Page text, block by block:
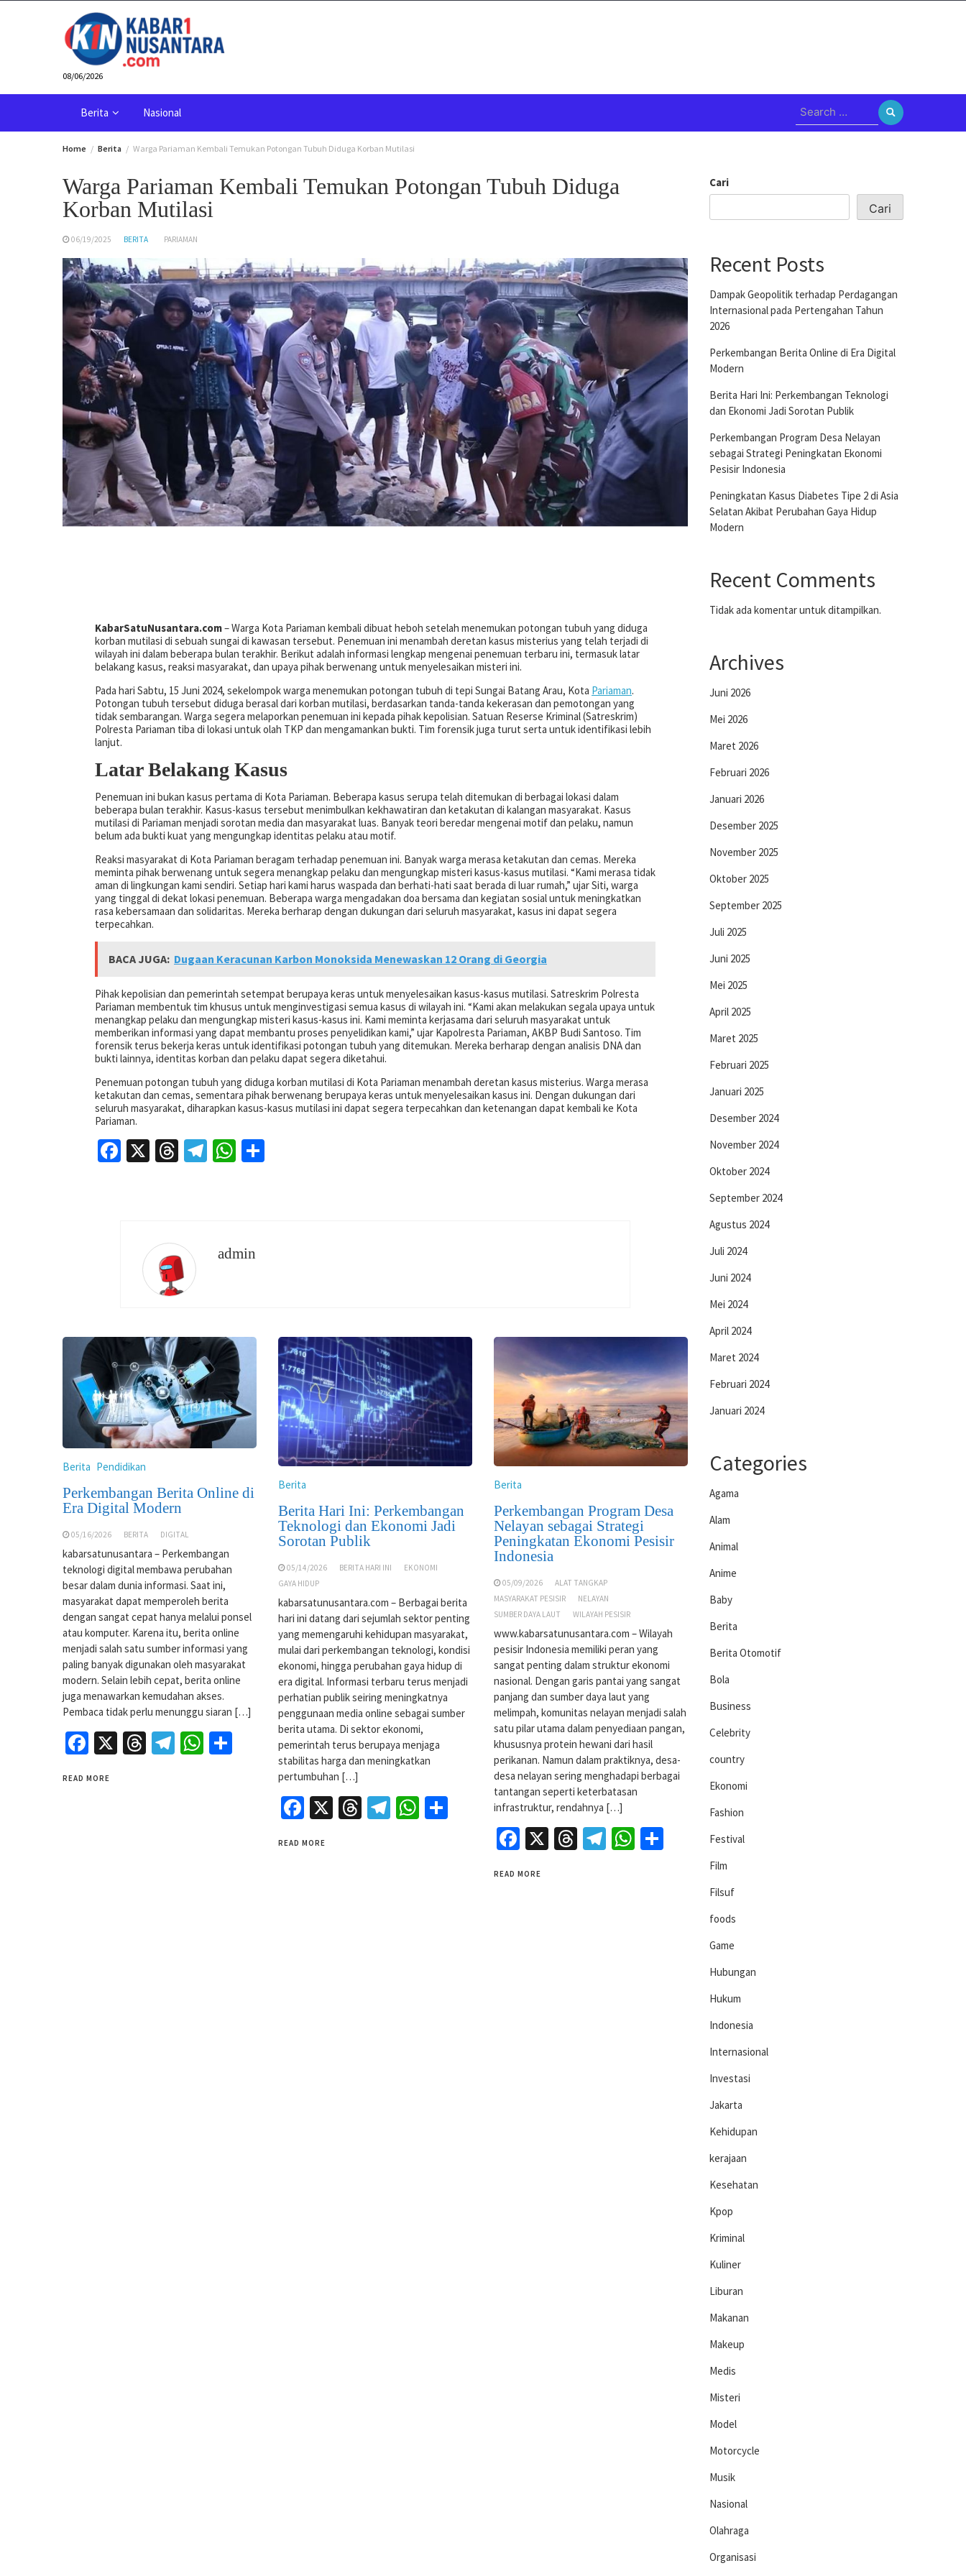
08/06/2026
Berita Nasional
Search
for:
Home Berita Warga Pariaman Kembali Temukan Potongan Tubuh Diduga Korban Mutilasi
Warga Pariaman Kembali Temukan Potongan Tubuh Diduga
Korban Mutilasi
06/19/2025 BERITA PARIAMAN
KabarSatuNusantara.com– Warga Kota Pariaman kembali dibuat heboh setelah menemukan potongan tubuh yang diduga
korban mutilasi di sebuah sungai di kawasan tersebut. Penemuan ini menambah deretan kasus misterius yang telah terjadi di
wilayah ini dalam beberapa bulan terakhir. Berikut adalah informasi lengkap mengenai penemuan terbaru ini, termasuk latar
belakang kasus, reaksi masyarakat, dan upaya pihak berwenang untuk menyelesaikan misteri ini.
Pada hari Sabtu, 15 Juni 2024, sekelompok warga menemukan potongan tubuh di tepi Sungai Batang Arau, Kota Pariaman.
Potongan tubuh tersebut diduga berasal dari korban mutilasi, berdasarkan tanda-tanda kekerasan dan pemotongan yang
tidak sembarangan. Warga segera melaporkan penemuan ini kepada pihak kepolisian. Satuan Reserse Kriminal (Satreskrim)
Polresta Pariaman tiba di lokasi untuk olah TKP dan mengamankan bukti. Tim forensik juga turut serta untuk identifikasi lebih
lanjut.
Latar Belakang Kasus
Penemuan ini bukan kasus pertama di Kota Pariaman. Beberapa kasus serupa telah ditemukan di berbagai lokasi dalam
beberapa bulan terakhir. Kasus-kasus tersebut menimbulkan kekhawatiran dan ketakutan di kalangan masyarakat. Kasus
mutilasi di Pariaman menjadi sorotan media dan masyarakat luas. Banyak teori beredar mengenai motif dan pelaku, namun
belum ada bukti kuat yang mengungkap identitas pelaku atau motif.
Reaksi masyarakat di Kota Pariaman beragam terhadap penemuan ini. Banyak warga merasa ketakutan dan cemas. Mereka
meminta pihak berwenang untuk segera menangkap pelaku dan mengungkap misteri kasus-kasus mutilasi. “Kami merasa tidak
aman di lingkungan kami sendiri. Setiap hari kami harus waspada dan berhati-hati saat berada di luar rumah,” ujar Siti, warga
yang tinggal di dekat lokasi penemuan. Beberapa warga mengadakan doa bersama dan kegiatan sosial untuk meningkatkan
rasa kebersamaan dan solidaritas. Mereka berharap dengan dukungan dari seluruh masyarakat, kasus ini dapat segera
terpecahkan.
BACA JUGA: Dugaan Keracunan Karbon Monoksida Menewaskan 12 Orang di Georgia
Pihak kepolisian dan pemerintah setempat berupaya keras untuk menyelesaikan kasus-kasus mutilasi. Satreskrim Polresta
Pariaman membentuk tim khusus untuk menginvestigasi semua kasus di wilayah ini. “Kami akan melakukan segala upaya untuk
menangkap pelaku dan mengungkap misteri kasus-kasus ini. Kami meminta kerjasama dari seluruh masyarakat untuk
memberikan informasi yang dapat membantu proses penyelidikan kami,” ujar Kapolresta Pariaman, AKBP Budi Santoso. Tim
forensik terus bekerja keras untuk identifikasi potongan tubuh yang ditemukan. Mereka berharap dengan analisis DNA dan
bukti lainnya, identitas korban dan pelaku dapat segera diketahui.
Penemuan potongan tubuh yang diduga korban mutilasi di Kota Pariaman menambah deretan kasus misterius. Warga merasa
ketakutan dan cemas, sementara pihak berwenang berupaya keras untuk menyelesaikan kasus ini. Dengan dukungan dari
seluruh masyarakat, diharapkan kasus-kasus mutilasi ini dapat segera terpecahkan dan ketenangan dapat kembali ke Kota
Pariaman.
Facebook
X Threads
Telegram
WhatsApp
admin
Berita Pendidikan
Perkembangan Berita Online di
Era Digital Modern
05/16/2026 BERITA DIGITAL
kabarsatunusantara – Perkembangan
teknologi digital membawa perubahan
besar dalam dunia informasi. Saat ini,
masyarakat dapat memperoleh berita
dengan sangat cepat hanya melalui ponsel
atau komputer. Karena itu, berita online
menjadi salah satu sumber informasi yang
paling banyak digunakan oleh masyarakat
modern. Selain lebih cepat, berita online
juga menawarkan kemudahan akses.
Pembaca tidak perlu menunggu siaran […]
Facebook
X Threads
Telegram
WhatsApp
Share
READ MORE
Berita
Berita Hari Ini: Perkembangan
Teknologi dan Ekonomi Jadi
Sorotan Publik
05/14/2026 BERITA HARI INI
EKONOMI
GAYA HIDUP
kabarsatunusantara.com – Berbagai berita
hari ini datang dari sejumlah sektor penting
yang memengaruhi kehidupan masyarakat,
mulai dari perkembangan teknologi, kondisi
ekonomi, hingga perubahan gaya hidup di
era digital. Informasi terbaru terus menjadi
perhatian publik seiring meningkatnya
penggunaan media online sebagai sumber
berita utama. Di sektor ekonomi,
pemerintah terus berupaya menjaga
stabilitas harga dan meningkatkan
pertumbuhan […]
Facebook
X Threads
Telegram
WhatsApp
Share
READ MORE
Berita
Perkembangan Program Desa
Nelayan sebagai Strategi
Peningkatan Ekonomi Pesisir
Indonesia
05/09/2026
ALAT TANGKAP
MASYARAKAT PESISIR
NELAYAN
SUMBER DAYA LAUT
WILAYAH PESISIR
www.kabarsatunusantara.com – Wilayah
pesisir Indonesia memiliki peran yang
sangat penting dalam struktur ekonomi
nasional. Dengan garis pantai yang sangat
panjang dan sumber daya laut yang
melimpah, komunitas nelayan menjadi salah
satu pilar utama dalam penyediaan pangan,
khususnya protein hewani dari hasil
perikanan. Namun dalam praktiknya, desa-
desa nelayan sering menghadapi berbagai
tantangan seperti keterbatasan
infrastruktur, rendahnya […]
Facebook
X Threads
Telegram
WhatsApp
Share
READ MORE
Cari
Cari
Recent Posts
Dampak Geopolitik terhadap Perdagangan
Internasional pada Pertengahan Tahun
2026
Perkembangan Berita Online di Era Digital
Modern
Berita Hari Ini: Perkembangan Teknologi
dan Ekonomi Jadi Sorotan Publik
Perkembangan Program Desa Nelayan
sebagai Strategi Peningkatan Ekonomi
Pesisir Indonesia
Peningkatan Kasus Diabetes Tipe 2 di Asia
Selatan Akibat Perubahan Gaya Hidup
Modern
Recent Comments
Tidak ada komentar untuk ditampilkan.
Archives
Juni 2026
Mei 2026
Maret 2026
Februari 2026
Januari 2026
Desember 2025
November 2025
Oktober 2025
September 2025
Juli 2025
Juni 2025
Mei 2025
April 2025
Maret 2025
Februari 2025
Januari 2025
Desember 2024
November 2024
Oktober 2024
September 2024
Agustus 2024
Juli 2024
Juni 2024
Mei 2024
April 2024
Maret 2024
Februari 2024
Januari 2024
Categories
Agama
Alam
Animal
Anime
Baby
Berita
Berita Otomotif
Bola
Business
Celebrity
country
Ekonomi
Fashion
Festival
Film
Filsuf
foods
Game
Hubungan
Hukum
Indonesia
Internasional
Investasi
Jakarta
Kehidupan
kerajaan
Kesehatan
Kpop
Kriminal
Kuliner
Liburan
Makanan
Makeup
Medis
Misteri
Model
Motorcycle
Musik
Nasional
Olahraga
Organisasi